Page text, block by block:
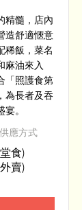
精髓，店內
造舒適愜意
稀飯，菜名
麻油來入
「照護食第
為長者及吞
。
供應方式
食)
賣)